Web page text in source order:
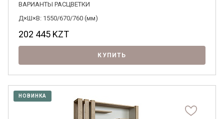
ВАРИАНТЫ РАСЦВЕТКИ
Д×Ш×В: 1550/670/760 (мм)
202 445 KZT
КУПИТЬ
НОВИНКА